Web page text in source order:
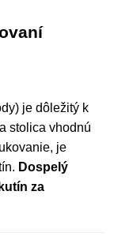
je dôležitý k
stolica vhodnú
je
Dospelý
za